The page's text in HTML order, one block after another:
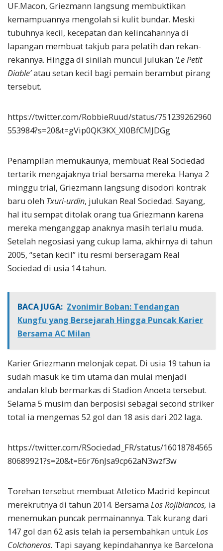
UF.Macon, Griezmann langsung membuktikan
kemampuannya mengolah si kulit bundar. Meski
tubuhnya kecil, kecepatan dan kelincahannya di
lapangan membuat takjub para pelatih dan rekan-
rekannya. Hingga di sinilah muncul julukan ‘Le Petit
Diable’atau setan kecil bagi pemain berambut pirang
tersebut.
https://twitter.com/RobbieRuud/status/751239262960
553984?s=20&t=gVip0QK3KX_Xl0BfCMJDGg
Penampilan memukaunya, membuat Real Sociedad
tertarik mengajaknya trial bersama mereka. Hanya 2
minggu trial, Griezmann langsung disodori kontrak
baru oleh Txuri-urdin, julukan Real Sociedad. Sayang,
hal itu sempat ditolak orang tua Griezmann karena
mereka menganggap anaknya masih terlalu muda.
Setelah negosiasi yang cukup lama, akhirnya di tahun
2005, “setan kecil” itu resmi berseragam Real
Sociedad di usia 14 tahun.
BACA JUGA: Zvonimir Boban: Tendangan
Kungfu yang Bersejarah Hingga Puncak Karier
Bersama AC Milan
Karier Griezmann melonjak cepat. Di usia 19 tahun ia
sudah masuk ke tim utama dan mulai menjadi
andalan klub bermarkas di Stadion Anoeta tersebut.
Selama 5 musim dan berposisi sebagai second striker
total ia mengemas 52 gol dan 18 asis dari 202 laga.
https://twitter.com/RSociedad_FR/status/16018784565
80689921?s=20&t=E6r76nJsa9cp62aN3wzf3w
Torehan tersebut membuat Atletico Madrid kepincut
merekrutnya di tahun 2014. Bersama Los Rojiblancos, ia
menemukan puncak permainannya. Tak kurang dari
147 gol dan 62 asis telah ia persembahkan untukLos
Colchoneros. Tapi sayang kepindahannya ke Barcelona